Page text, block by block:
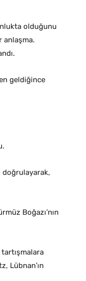
olduğunu
anlaşma.
geldiğince
doğrulayarak,
Boğazı’nın
tartışmalara
Lübnan’ın